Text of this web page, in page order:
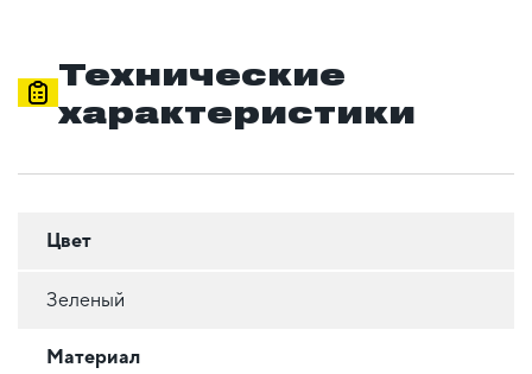
Технические
характеристики
Цвет
Зеленый
Материал